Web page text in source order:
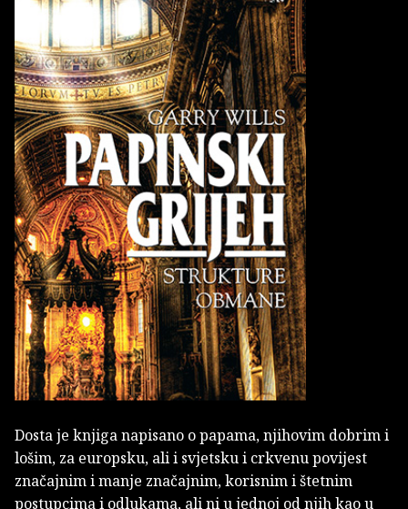
Dosta je knjiga napisano o papama, njihovim dobrim i
lošim, za europsku, ali i svjetsku i crkvenu povijest
značajnim i manje značajnim, korisnim i štetnim
postupcima i odlukama, ali ni u jednoj od njih kao u